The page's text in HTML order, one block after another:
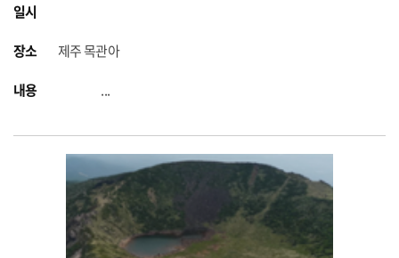
일시
장소
제주 목관아
내용
...